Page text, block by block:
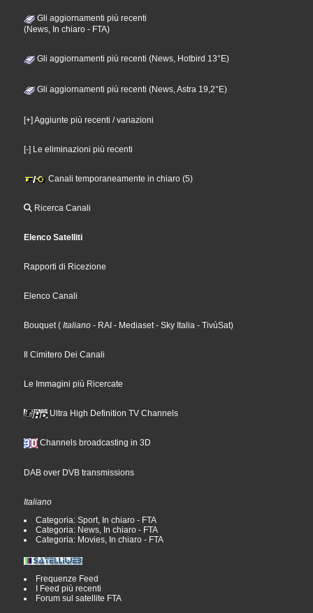
Gli aggiornamenti più recenti
(News, In chiaro - FTA)
Gli aggiornamenti più recenti (News, Hotbird 13°E)
Gli aggiornamenti più recenti (News, Astra 19,2°E)
[+] Aggiunte più recenti / variazioni
[-] Le eliminazioni più recenti
Canali temporaneamente in chiaro (5)
Ricerca Canali
Elenco Satelliti
Rapporti di Ricezione
Elenco Canali
Bouquet ( Italiano - RAI - Mediaset - Sky Italia - TivùSat)
Il Cimitero Dei Canali
Le Immagini più Ricercate
Ultra High Definition TV Channels
Channels broadcasting in 3D
DAB over DVB transmissions
Italiano
Categoria: Sport, In chiaro - FTA
Categoria: News, In chiaro - FTA
Categoria: Movies, In chiaro - FTA
Frequenze Feed
I Feed più recenti
Forum sul satellite FTA